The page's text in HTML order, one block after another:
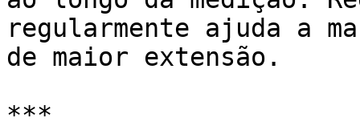
regularmente ajuda a
de maior extensão.
***